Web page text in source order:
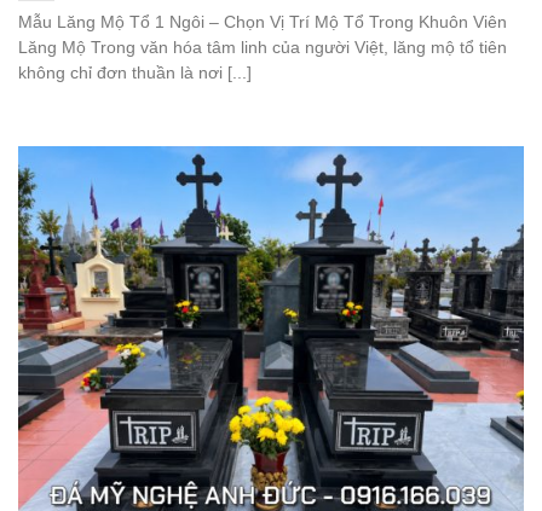
Mẫu Lăng Mộ Tổ 1 Ngôi – Chọn Vị Trí Mộ Tổ Trong Khuôn Viên
Lăng Mộ Trong văn hóa tâm linh của người Việt, lăng mộ tổ tiên
không chỉ đơn thuần là nơi [...]